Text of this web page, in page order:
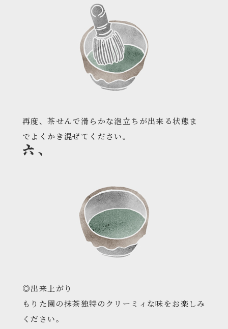
再度、茶せんで滑らかな泡立ちが出来る状態ま
でよくかき混ぜてください。
◎出来上がり
もりた園の抹茶独特のクリーミィな味をお楽しみ
ください。